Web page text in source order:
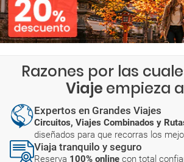
Razones por las
Viaje empieza
Expertos en Grandes Viajes
Circuitos, Viajes Combinados y
diseñados para que recorras los
Viaja tranquilo y seguro
Reserva 100% online con total